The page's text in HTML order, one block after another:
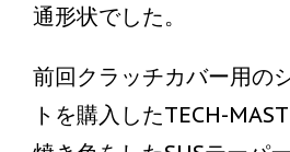
通形状でした。
前回クラッチカバー用の
トを購入したTECH-